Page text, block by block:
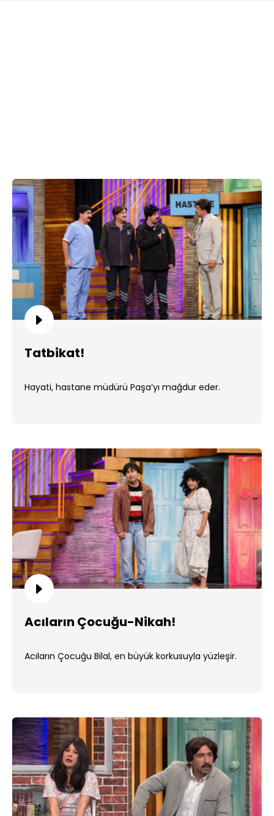
Tatbikat!
Hayati, hastane müdürü Paşa’yı mağdur eder.
Acıların Çocuğu-Nikah!
Acıların Çocuğu Bilal, en büyük korkusuyla yüzleşir.